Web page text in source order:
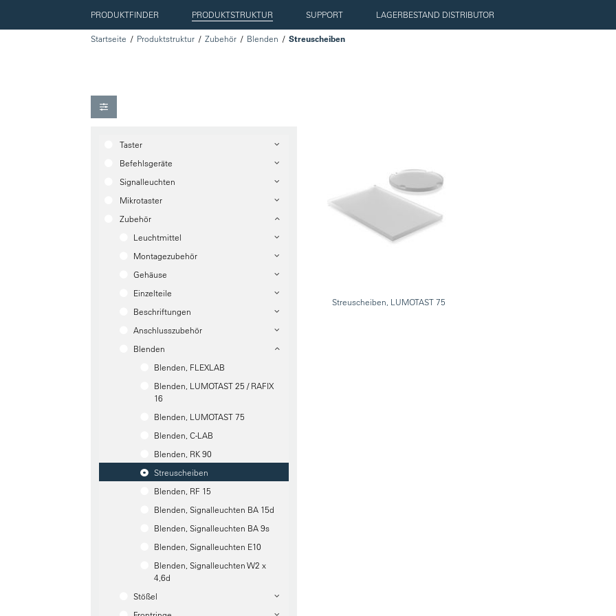
PRODUKTFINDER PRODUKTSTRUKTUR SUPPORT LAGERBESTAND DISTRIBUTOR
Startseite Produktstruktur Zubehör Blenden Streuscheiben
Taster
Befehlsgeräte
Signalleuchten
Mikrotaster
Zubehör
Leuchtmittel
Montagezubehör
Gehäuse
Einzelteile
Beschriftungen
Anschlusszubehör
Blenden
Blenden, FLEXLAB
Blenden, LUMOTAST 25 / RAFIX
16
Blenden, LUMOTAST 75
Blenden, C-LAB
Blenden, RK 90
Streuscheiben
Blenden, RF 15
Blenden, Signalleuchten BA 15d
Blenden, Signalleuchten BA 9s
Blenden, Signalleuchten E10
Blenden, Signalleuchten W2 x
4,6d
Stößel
Streuscheiben, LUMOTAST 75